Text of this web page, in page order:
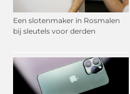
Een slotenmaker in Rosmalen
bij sleutels voor derden